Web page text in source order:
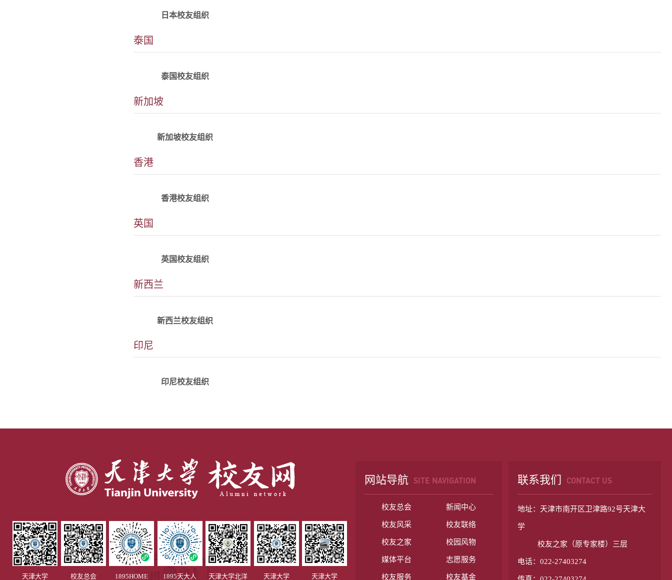
日本校友组织
泰国
泰国校友组织
新加坡
新加坡校友组织
香港
香港校友组织
英国
英国校友组织
新西兰
新西兰校友组织
印尼
印尼校友组织
天津大学 校友总会 1895HOME 1895天大人 天津大学北洋 天津大学 天津大学
网站导航 SITE NAVIGATION
校友总会 新闻中心
校友风采 校友联络
校友之家 校园风物
媒体平台 志愿服务
校友服务 校友基金
联系我们 CONTACT US
地址：天津市南开区卫津路92号天津大
学
校友之家（原专家楼）三层
电话：022-27403274